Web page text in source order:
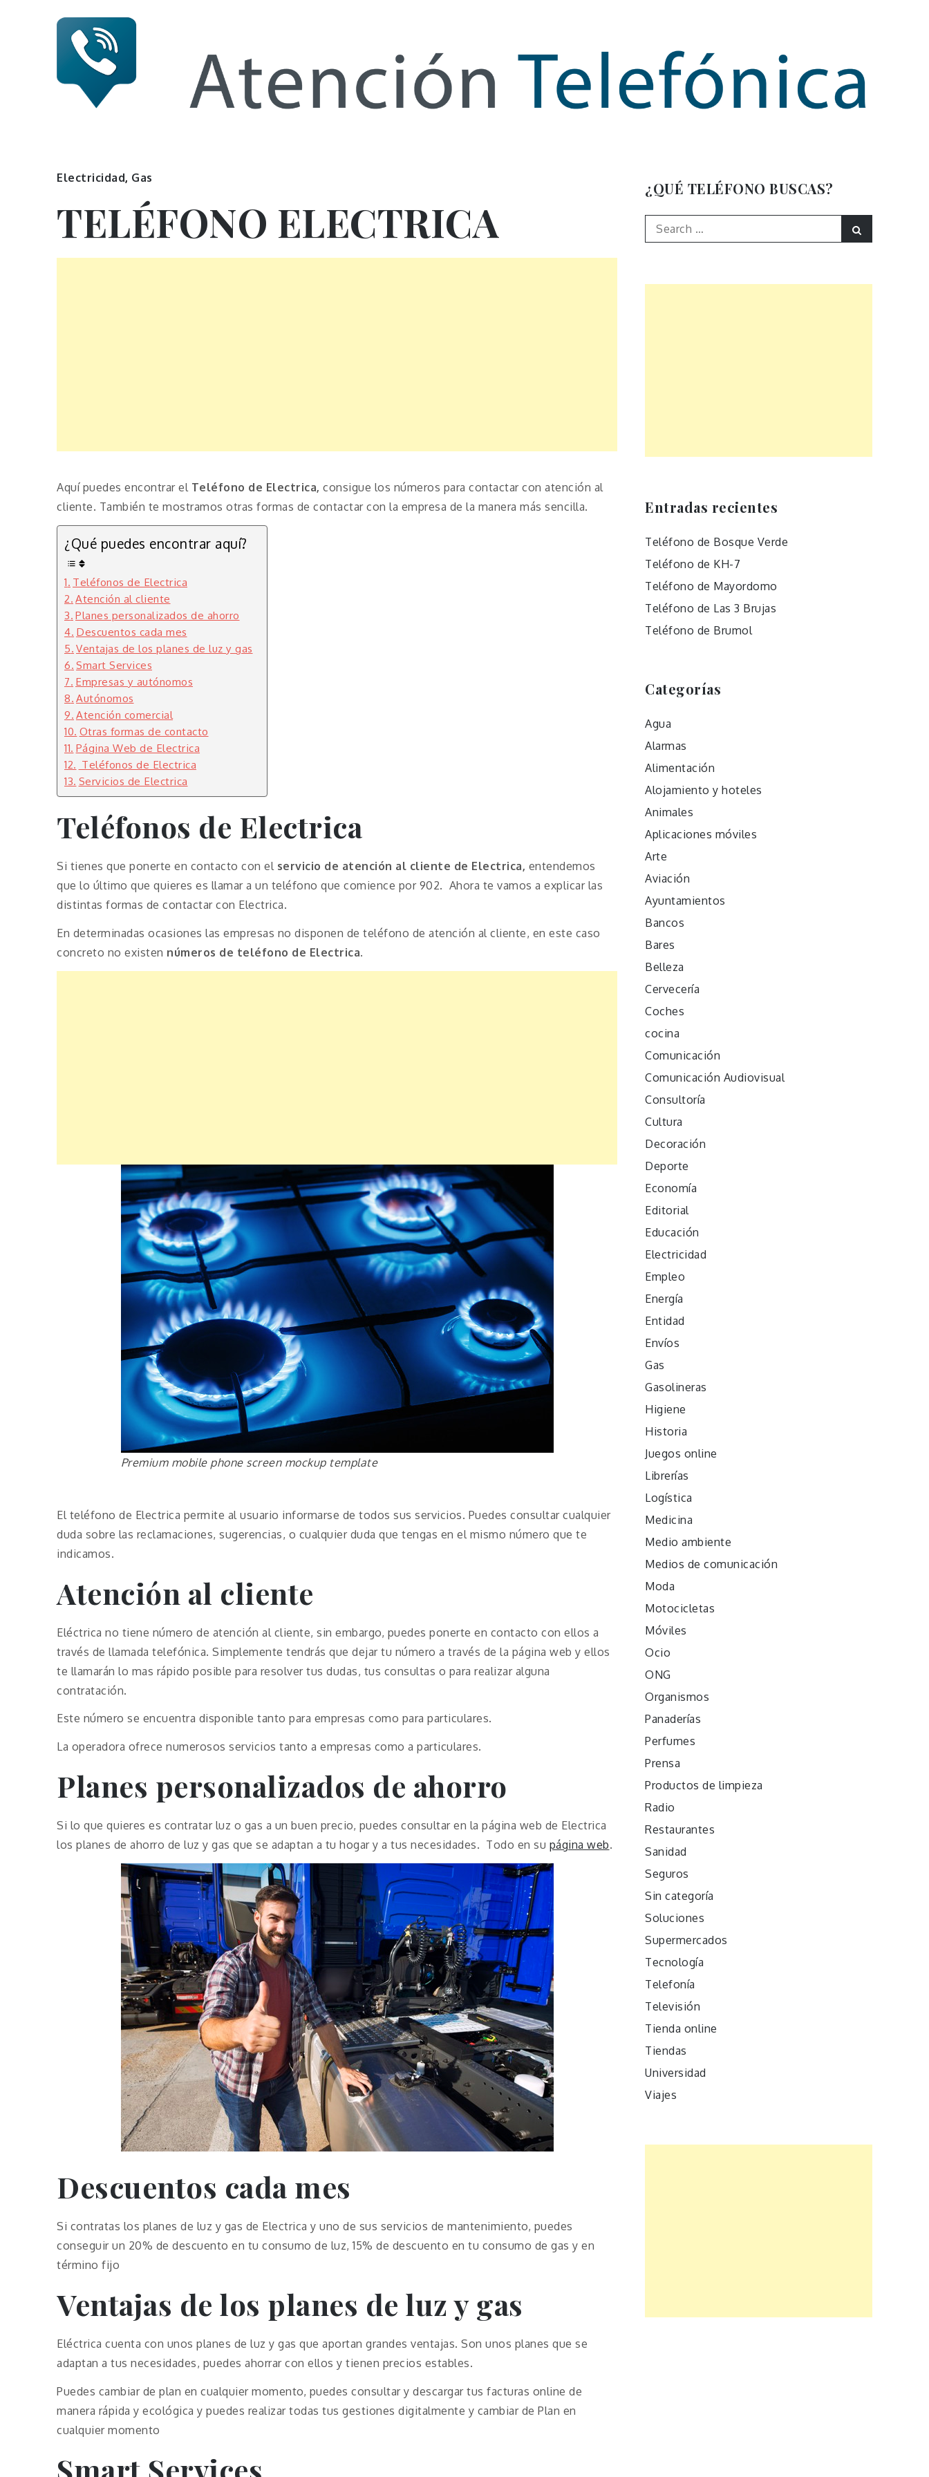
Numero de Información
Electricidad, Gas
TELÉFONO ELECTRICA
Aquí puedes encontrar elTeléfono de Electrica, consigue los números para contactar con atención al
cliente. También te mostramos otras formas de contactar con la empresa de la manera más sencilla.
¿Qué puedes encontrar aquí?
Teléfonos de Electrica
Atención al cliente
Planes personalizados de ahorro
Descuentos cada mes
Ventajas de los planes de luz y gas
Smart Services
Empresas y autónomos
Autónomos
Atención comercial
Otras formas de contacto
Página Web de Electrica
Teléfonos de Electrica
Servicios de Electrica
Teléfonos de Electrica
Si tienes que ponerte en contacto con el servicio de atención al cliente de Electrica, entendemos
que lo último que quieres es llamar a un teléfono que comience por 902. Ahora te vamos a explicar las
distintas formas de contactar con Electrica.
En determinadas ocasiones las empresas no disponen de teléfono de atención al cliente, en este caso
concreto no existen números de teléfono de Electrica.
Premium mobile phone screen mockup template
El teléfono de Electrica permite al usuario informarse de todos sus servicios. Puedes consultar cualquier
duda sobre las reclamaciones, sugerencias, o cualquier duda que tengas en el mismo número que te
indicamos.
Atención al cliente
Eléctrica no tiene número de atención al cliente, sin embargo, puedes ponerte en contacto con ellos a
través de llamada telefónica. Simplemente tendrás que dejar tu número a través de la página web y ellos
te llamarán lo mas rápido posible para resolver tus dudas, tus consultas o para realizar alguna
contratación.
Este número se encuentra disponible tanto para empresas como para particulares.
La operadora ofrece numerosos servicios tanto a empresas como a particulares.
Planes personalizados de ahorro
Si lo que quieres es contratar luz o gas a un buen precio, puedes consultar en la página web de Electrica
los planes de ahorro de luz y gas que se adaptan a tu hogar y a tus necesidades. Todo en su página web.
Descuentos cada mes
Si contratas los planes de luz y gas de Electrica y uno de sus servicios de mantenimiento, puedes
conseguir un 20% de descuento en tu consumo de luz, 15% de descuento en tu consumo de gas y en
término fijo
Ventajas de los planes de luz y gas
Eléctrica cuenta con unos planes de luz y gas que aportan grandes ventajas. Son unos planes que se
adaptan a tus necesidades, puedes ahorrar con ellos y tienen precios estables.
Puedes cambiar de plan en cualquier momento, puedes consultar y descargar tus facturas online de
manera rápida y ecológica y puedes realizar todas tus gestiones digitalmente y cambiar de Plan en
cualquier momento
Smart Services
¿QUÉ TELÉFONO BUSCAS?
Search
for:
Entradas recientes
Teléfono de Bosque Verde
Teléfono de KH-7
Teléfono de Mayordomo
Teléfono de Las 3 Brujas
Teléfono de Brumol
Categorías
Agua
Alarmas
Alimentación
Alojamiento y hoteles
Animales
Aplicaciones móviles
Arte
Aviación
Ayuntamientos
Bancos
Bares
Belleza
Cervecería
Coches
cocina
Comunicación
Comunicación Audiovisual
Consultoría
Cultura
Decoración
Deporte
Economía
Editorial
Educación
Electricidad
Empleo
Energía
Entidad
Envíos
Gas
Gasolineras
Higiene
Historia
Juegos online
Librerías
Logística
Medicina
Medio ambiente
Medios de comunicación
Moda
Motocicletas
Móviles
Ocio
ONG
Organismos
Panaderías
Perfumes
Prensa
Productos de limpieza
Radio
Restaurantes
Sanidad
Seguros
Sin categoría
Soluciones
Supermercados
Tecnología
Telefonía
Televisión
Tienda online
Tiendas
Universidad
Viajes